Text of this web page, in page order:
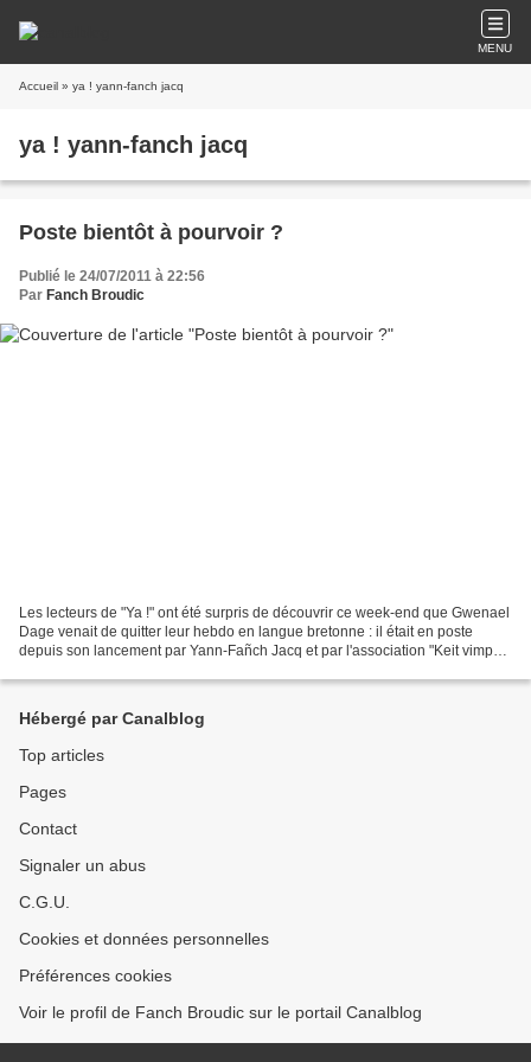
MENU
Accueil » ya ! yann-fanch jacq
ya ! yann-fanch jacq
Poste bientôt à pourvoir ?
Publié le 24/07/2011 à 22:56
Par Fanch Broudic
Les lecteurs de "Ya !" ont été surpris de découvrir ce week-end que Gwenael
Dage venait de quitter leur hebdo en langue bretonne : il était en poste
depuis son lancement par Yann-Fañch Jacq et par l'association "Keit vimp
Hébergé par Canalblog
Top articles
Pages
Contact
Signaler un abus
C.G.U.
Cookies et données personnelles
Préférences cookies
Voir le profil de Fanch Broudic sur le portail Canalblog